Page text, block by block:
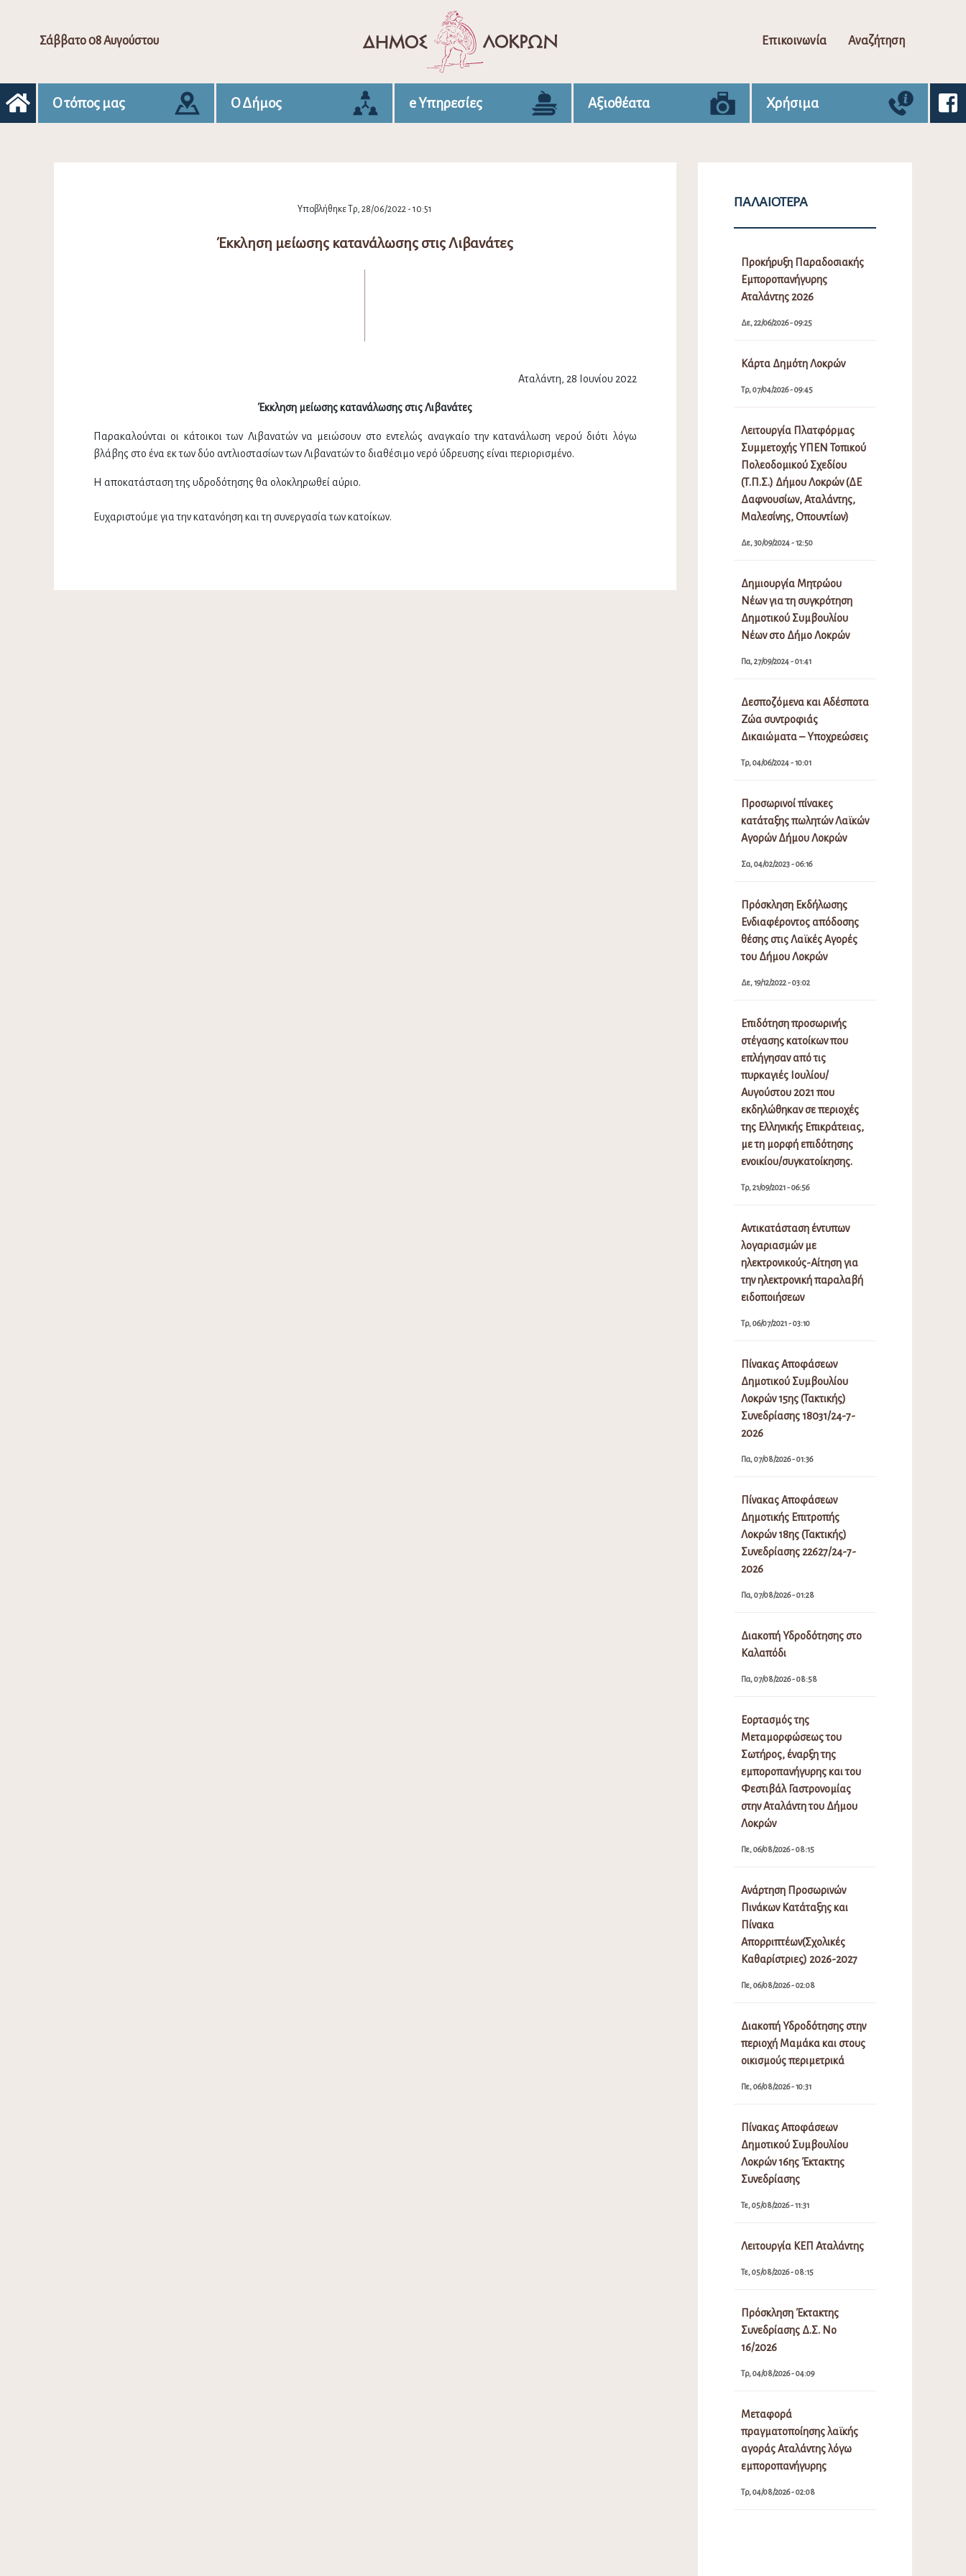
Σάββατο 08 Αυγούστου Επικοινωνία Αναζήτηση
Ο τόπος μας Ο Δήμος e Υπηρεσίες Αξιοθέατα Χρήσιμα
Υποβλήθηκε Τρ, 28/06/2022 - 10:51
Έκκληση μείωσης κατανάλωσης στις Λιβανάτες
Αταλάντη, 28 Ιουνίου 2022
Έκκληση μείωσης κατανάλωσης στις Λιβανάτες
Παρακαλούνται οι κάτοικοι των Λιβανατών να μειώσουν στο εντελώς αναγκαίο την κατανάλωση νερού διότι λόγω
βλάβης στο ένα εκ των δύο αντλιοστασίων των Λιβανατών το διαθέσιμο νερό ύδρευσης είναι περιορισμένο.
Η αποκατάσταση της υδροδότησης θα ολοκληρωθεί αύριο.
Ευχαριστούμε για την κατανόηση και τη συνεργασία των κατοίκων.
ΠΑΛΑΙΌΤΕΡΑ
Προκήρυξη Παραδοσιακής
Εμποροπανήγυρης
Αταλάντης 2026
Δε, 22/06/2026 - 09:25
Κάρτα Δημότη Λοκρών
Τρ, 07/04/2026 - 09:45
Λειτουργία Πλατφόρμας
Συμμετοχής ΥΠΕΝ Τοπικού
Πολεοδομικού Σχεδίου
(Τ.Π.Σ.) Δήμου Λοκρών (ΔΕ
Δαφνουσίων, Αταλάντης,
Μαλεσίνης, Οπουντίων)
Δε, 30/09/2024 - 12:50
Δημιουργία Μητρώου
Νέων για τη συγκρότηση
Δημοτικού Συμβουλίου
Νέων στο Δήμο Λοκρών
Πα, 27/09/2024 - 01:41
Δεσποζόμενα και Αδέσποτα
Ζώα συντροφιάς
Δικαιώματα – Υποχρεώσεις
Τρ, 04/06/2024 - 10:01
Προσωρινοί πίνακες
κατάταξης πωλητών Λαϊκών
Αγορών Δήμου Λοκρών
Σα, 04/02/2023 - 06:16
Πρόσκληση Εκδήλωσης
Ενδιαφέροντος απόδοσης
θέσης στις Λαϊκές Αγορές
του Δήμου Λοκρών
Δε, 19/12/2022 - 03:02
Επιδότηση προσωρινής
στέγασης κατοίκων που
επλήγησαν από τις
πυρκαγιές Ιουλίου/
Αυγούστου 2021 που
εκδηλώθηκαν σε περιοχές
της Ελληνικής Επικράτειας,
με τη μορφή επιδότησης
ενοικίου/συγκατοίκησης.
Τρ, 21/09/2021 - 06:56
Αντικατάσταση έντυπων
λογαριασμών με
ηλεκτρονικούς-Αίτηση για
την ηλεκτρονική παραλαβή
ειδοποιήσεων
Τρ, 06/07/2021 - 03:10
Πίνακας Αποφάσεων
Δημοτικού Συμβουλίου
Λοκρών 15ης (Τακτικής)
Συνεδρίασης 18031/24-7-
2026
Πα, 07/08/2026 - 01:36
Πίνακας Αποφάσεων
Δημοτικής Επιτροπής
Λοκρών 18ης (Τακτικής)
Συνεδρίασης 22627/24-7-
2026
Πα, 07/08/2026 - 01:28
Διακοπή Υδροδότησης στο
Καλαπόδι
Πα, 07/08/2026 - 08:58
Εορτασμός της
Μεταμορφώσεως του
Σωτήρος, έναρξη της
εμποροπανήγυρης και του
Φεστιβάλ Γαστρονομίας
στην Αταλάντη του Δήμου
Λοκρών
Πε, 06/08/2026 - 08:15
Ανάρτηση Προσωρινών
Πινάκων Κατάταξης και
Πίνακα
Απορριπτέων(Σχολικές
Καθαρίστριες) 2026-2027
Πε, 06/08/2026 - 02:08
Διακοπή Υδροδότησης στην
περιοχή Μαμάκα και στους
οικισμούς περιμετρικά
Πε, 06/08/2026 - 10:31
Πίνακας Αποφάσεων
Δημοτικού Συμβουλίου
Λοκρών 16ης Έκτακτης
Συνεδρίασης
Τε, 05/08/2026 - 11:31
Λειτουργία ΚΕΠ Αταλάντης
Τε, 05/08/2026 - 08:15
Πρόσκληση Έκτακτης
Συνεδρίασης Δ.Σ. Νο
16/2026
Τρ, 04/08/2026 - 04:09
Μεταφορά
πραγματοποίησης λαϊκής
αγοράς Αταλάντης λόγω
εμποροπανήγυρης
Τρ, 04/08/2026 - 02:08